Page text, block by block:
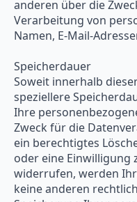
anderen über die
Verarbeitung von
Namen, E-Mail-
Speicherdauer
Soweit innerhalb
speziellere
Ihre
Zweck für die
ein berechtigtes
oder eine Einwilligung
widerrufen, werden
keine anderen